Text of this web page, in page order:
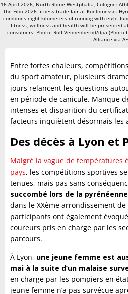
16 April 2026, North Rhine-Westphalia, Cologne:
the Fibo 2026 fitness trade fair at Koelnmesse.
combines eight kilometers of running with eight
fitness, wellness and health will be presented
consumers. Photo: Rolf Vennenbernd/dpa (Photo
Alliance via
Entre fortes chaleurs,
du sport amateur, plusieurs
jours relancent les questions
en période de canicule. Manque
intenses et disparition du
facteurs inquiètent désormais les
Des décès à Lyon et
Malgré la vague de températures
pays, les compétitions sportives
tenues, mais pas sans
succombé lors de la pyrénéenne
dans le XXème arrondissement
participants ont également
coureurs pris en charge par les
parcours.
À Lyon, une jeune femme est
mai à la suite d’un malaise
en charge par les pompiers en
jeune femme n’a pas survécue